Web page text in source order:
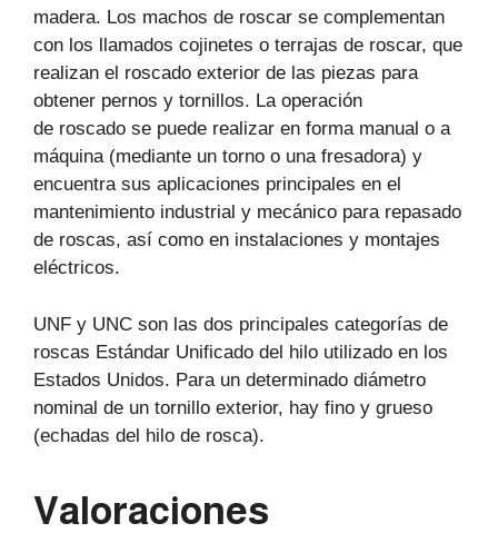
madera. Los machos de roscar se complementan
con los llamados cojinetes o terrajas de roscar, que
realizan el roscado exterior de las piezas para
obtener pernos y tornillos. La operación
de roscado se puede realizar en forma manual o a
máquina (mediante un torno o una fresadora) y
encuentra sus aplicaciones principales en el
mantenimiento industrial y mecánico para repasado
de roscas, así como en instalaciones y montajes
eléctricos.
UNF y UNC son las dos principales categorías de
roscas Estándar Unificado del hilo utilizado en los
Estados Unidos. Para un determinado diámetro
nominal de un tornillo exterior, hay fino y grueso
(echadas del hilo de rosca).
Valoraciones